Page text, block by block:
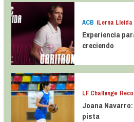
ACB iLerna Lleida
Experiencia
creciendo
LF Challenge
Joana
pista